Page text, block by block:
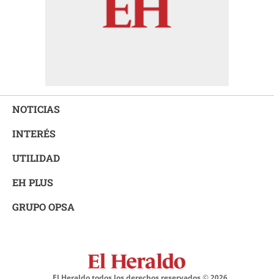
NOTICIAS
INTERÉS
UTILIDAD
EH PLUS
GRUPO OPSA